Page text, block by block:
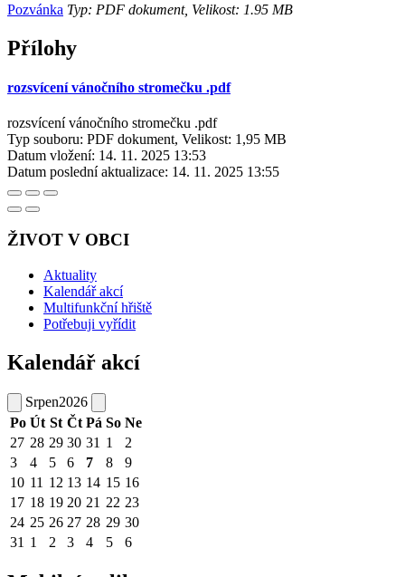
Pozvánka Typ: PDF dokument, Velikost: 1.95 MB
Přílohy
rozsvícení vánočního stromečku .pdf
rozsvícení vánočního stromečku .pdf
Typ souboru: PDF dokument, Velikost: 1,95 MB
Datum vložení: 14. 11. 2025 13:53
Datum poslední aktualizace: 14. 11. 2025 13:55
ŽIVOT V OBCI
Aktuality
Kalendář akcí
Multifunkční hřiště
Potřebuji vyřídit
Kalendář akcí
Srpen2026
Po Út St Čt Pá So Ne
27 28 29 30 31 1
2
3
4 5 6 7 8
9
10 11 12 13 14 15 16
17 18 19 20 21 22 23
24 25 26 27 28 29 30
31 1 2 3 4 5 6